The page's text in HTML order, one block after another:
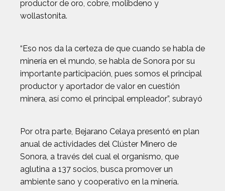
productor de oro, cobre, molibdeno y
wollastonita.
“Eso nos da la certeza de que cuando se habla de
minería en el mundo, se habla de Sonora por su
importante participación, pues somos el principal
productor y aportador de valor en cuestión
minera, así como el principal empleador”, subrayó
Por otra parte, Bejarano Celaya presentó en plan
anual de actividades del Clúster Minero de
Sonora, a través del cual el organismo, que
aglutina a 137 socios, busca promover un
ambiente sano y cooperativo en la minería.